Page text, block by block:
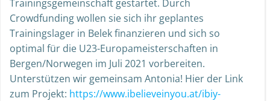
Trainingsgemeinschaft gestartet. Durch
Crowdfunding wollen sie sich ihr geplantes
Trainingslager in Belek finanzieren und sich so
optimal für die U23-Europameisterschaften in
Bergen/Norwegen im Juli 2021 vorbereiten.
Unterstützen wir gemeinsam Antonia! Hier der Link
zum Projekt: https://www.ibelieveinyou.at/ibiy-